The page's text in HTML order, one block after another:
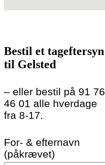
Bestil et tageftersyn
til Gelsted
– eller bestil på 91 76
46 01 alle hverdage
fra 8-17.
For- & efternavn
(påkrævet)